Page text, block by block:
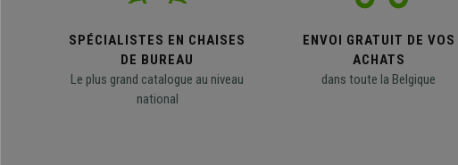
SPÉCIALISTES EN CHAISES
DE BUREAU
Le plus grand catalogue au niveau
national
ENVOI GRATUIT DE VOS
ACHATS
dans toute la Belgique